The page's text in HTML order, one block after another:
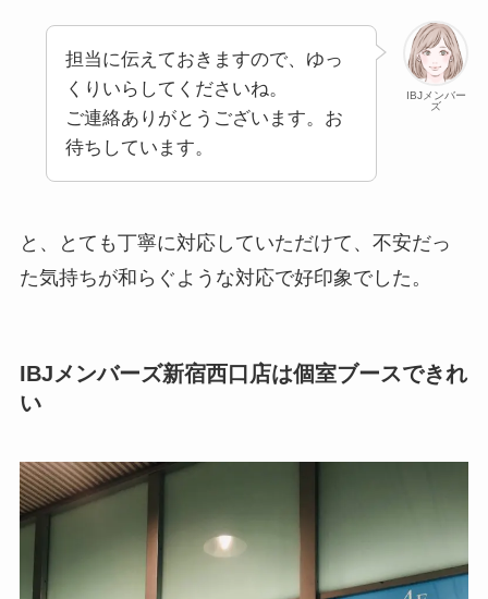
IBJメンバー
ズ
担当に伝えておきますので、ゆっ
くりいらしてくださいね。
ご連絡ありがとうございます。お
待ちしています。
と、とても丁寧に対応していただけて、不安だっ
た気持ちが和らぐような対応で好印象でした。
IBJメンバーズ新宿西口店は個室ブースできれ
い